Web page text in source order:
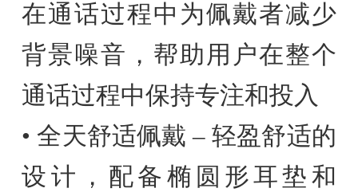
在通话过程中为佩戴者减少
背景噪音，帮助用户在整个
通话过程中保持专注和投入
• 全天舒适佩戴 – 轻盈舒适的
设计，配备椭圆形耳垫和